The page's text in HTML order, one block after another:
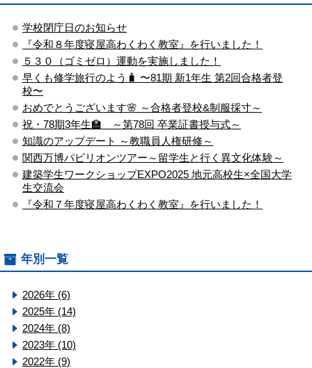
学校閉庁日のお知らせ
『令和８年度寝屋高わくわく教室』を行いました！
５３０（ゴミゼロ）運動を実施しました！
早くも修学旅行のよう🧳 〜81期 新1年生 第2回合格者登
校〜
おめでとうございます🌸 ～合格者登校&制服採寸～
祝・78期3年生🏫 ～第78回 卒業証書授与式～
知識のアップデート ～教職員人権研修～
関西万博パビリオンツアー～留学生と行く異文化体験～
建築学生ワークショップEXPO2025 地元高校生×全国大学
生交流会
『令和７年度寝屋高わくわく教室』を行いました！
年別一覧
2026年 (6)
2025年 (14)
2024年 (8)
2023年 (10)
2022年 (9)